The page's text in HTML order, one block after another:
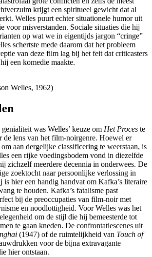
krijgt een spiritueel gewicht dat al
Welles puurt echter situationele humor uit
voor misverstanden. Sociale situaties die hij
op wat we in eigentijds jargon “cringe”
schertste mede daarom dat het probleem
van deze film lag bij het feit dat criticasters
een komedie maakte.
Welles, 1962)
was Welles’ keuze om Het Proces te
de lens van het film-noirgenre. Hoewel er
aan dergelijke classificering te weerstaan, is
een rijke voedingsbodem vond in diezelfde
zichzelf meerdere decennia in onderwees. De
zoektocht naar persoonlijke verlossing in
is hier een handig handvat om Kafka’s literaire
te houden. Kafka’s fatalisme past
bij de preoccupaties van film-noir met
en noodlottigheid. Voor Welles was het
om de stijl die hij bemeesterde tot
te gaan kneden. De confrontatiescenes uit
(1947) of de ruimtelijkheid van Touch of
voor de bijna extravagante
hier ontstaan.